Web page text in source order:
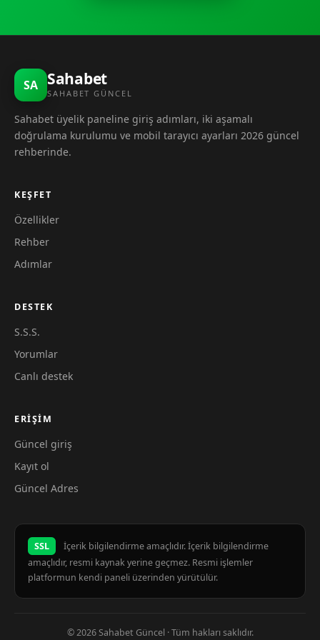
SA Sahabet
SAHABET GÜNCEL
Sahabet üyelik paneline giriş adımları, iki aşamalı
doğrulama kurulumu ve mobil tarayıcı ayarları 2026 güncel
rehberinde.
KEŞFET
Özellikler
Rehber
Adımlar
DESTEK
S.S.S.
Yorumlar
Canlı destek
ERIŞIM
Güncel giriş
Kayıt ol
Güncel Adres
SSL
İçerik bilgilendirme amaçlıdır. İçerik bilgilendirme
amaçlıdır, resmi kaynak yerine geçmez. Resmi işlemler
platformun kendi paneli üzerinden yürütülür.
© 2026 Sahabet Güncel · Tüm hakları saklıdır.